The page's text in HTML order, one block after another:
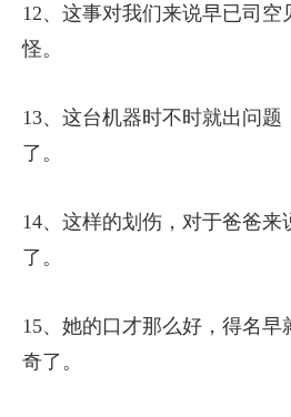
12、这事对我们来说早已司
怪。
13、这台机器时不时就出问
了。
14、这样的划伤，对于爸爸来
了。
15、她的口才那么好，得名早
奇了。